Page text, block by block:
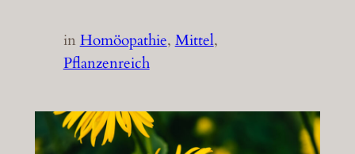
inHomöopathie, Mittel
Pflanzenreich